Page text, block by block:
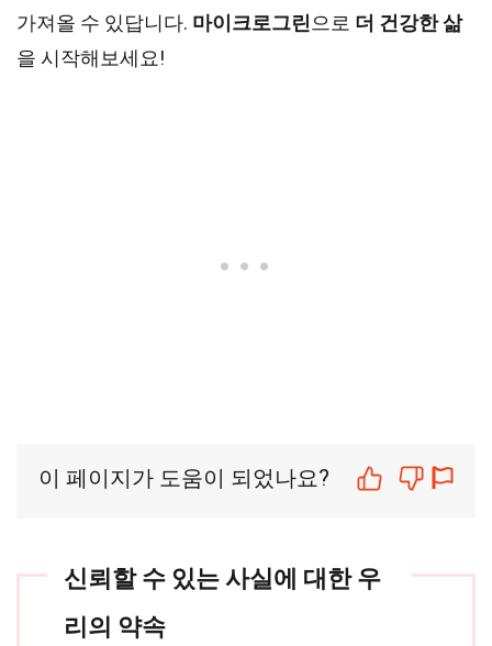
가져올 수 있답니다. 마이크로그린 으로 더 건강한 삶
을 시작해보세요!
이 페이지가 도움이 되었나요?
신뢰할 수 있는 사실에 대한 우
리의 약속